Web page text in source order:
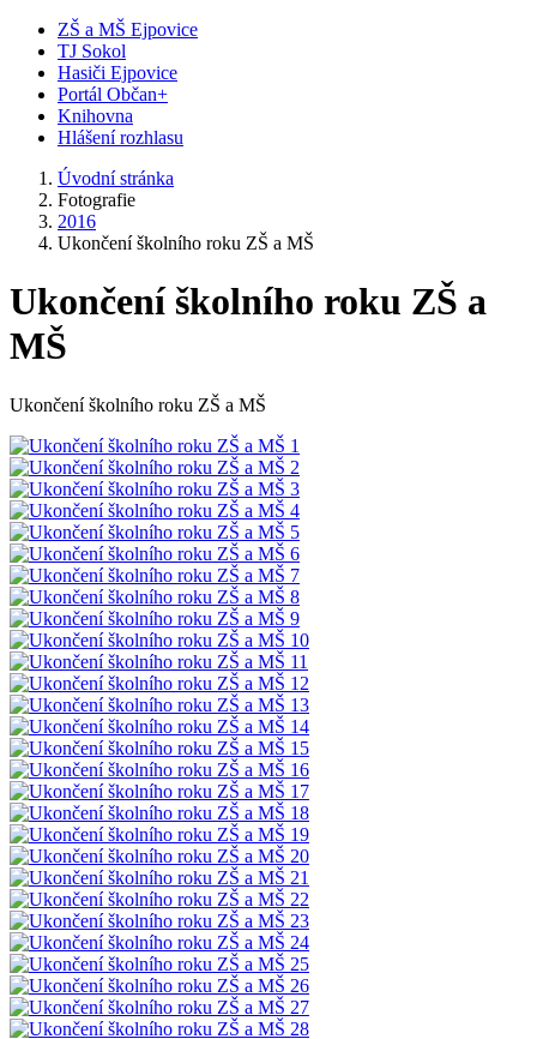
ZŠ a MŠ Ejpovice
TJ Sokol
Hasiči Ejpovice
Portál Občan+
Knihovna
Hlášení rozhlasu
Úvodní stránka
Fotografie
2016
Ukončení školního roku ZŠ a MŠ
Ukončení školního roku ZŠ a
MŠ
Ukončení školního roku ZŠ a MŠ